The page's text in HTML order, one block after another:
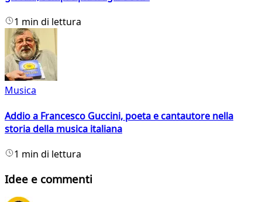
1 min di lettura
Musica
Addio a Francesco Guccini, poeta e cantautore nella
storia della musica italiana
1 min di lettura
Idee e commenti